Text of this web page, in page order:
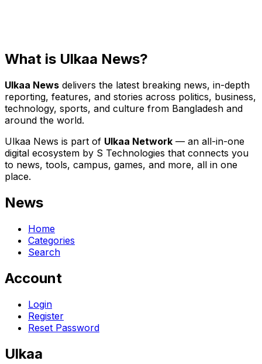
What is Ulkaa News?
Ulkaa News delivers the latest breaking news, in-depth
reporting, features, and stories across politics, business,
technology, sports, and culture from Bangladesh and
around the world.
Ulkaa News is part of Ulkaa Network — an all-in-one
digital ecosystem by S Technologies that connects you
to news, tools, campus, games, and more, all in one
place.
News
Home
Categories
Search
Account
Login
Register
Reset Password
Ulkaa